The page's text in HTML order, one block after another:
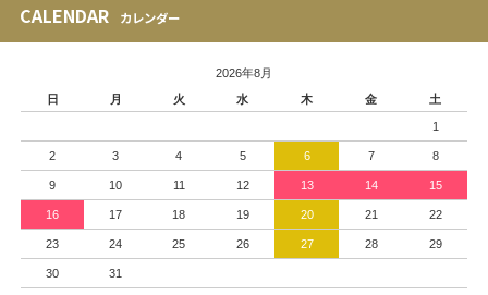
CALENDAR カレンダー
2026年8月
日
月 火 水 木 金 土
1
2 3 4 5 6 7 8
9 10 11 12 13 14 15
16 17 18 19 20 21 22
23 24 25 26 27 28 29
30 31